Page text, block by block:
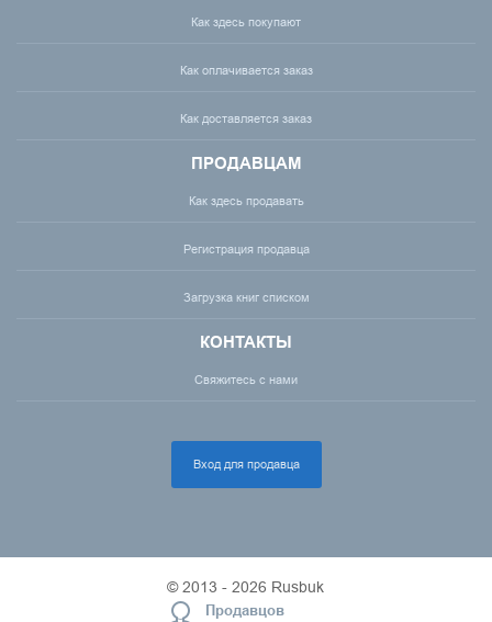
Как здесь покупают
Как оплачивается заказ
Как доставляется заказ
ПРОДАВЦАМ
Как здесь продавать
Регистрация продавца
Загрузка книг списком
КОНТАКТЫ
Свяжитесь с нами
Вход для продавца
© 2013 - 2026 Rusbuk
Продавцов